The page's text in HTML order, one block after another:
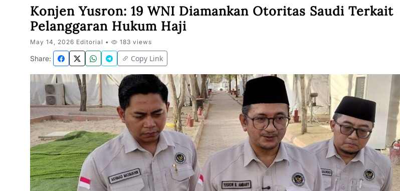
Konjen Yusron: 19 WNI Diamankan Otoritas Saudi Terkait
Pelanggaran Hukum Haji
May 14, 2026 Editorial • 183 views
Share: Copy Link